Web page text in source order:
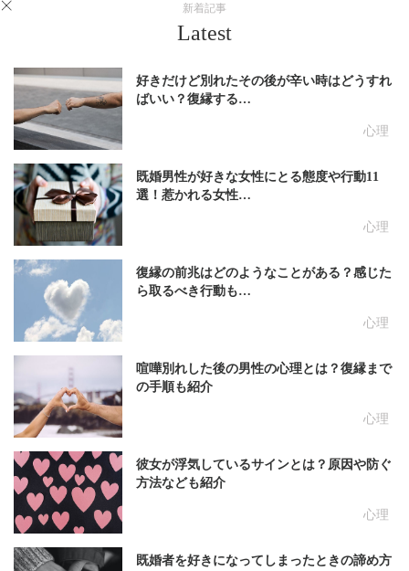
新着記事
Latest
心理
好きだけど別れたその後が辛い時はどうすれ
ばいい？復縁する…
心理
既婚男性が好きな女性にとる態度や行動11
選！惹かれる女性…
心理
復縁の前兆はどのようなことがある？感じた
ら取るべき行動も…
心理
喧嘩別れした後の男性の心理とは？復縁まで
の手順も紹介
心理
彼女が浮気しているサインとは？原因や防ぐ
方法なども紹介
既婚者を好きになってしまったときの諦め方